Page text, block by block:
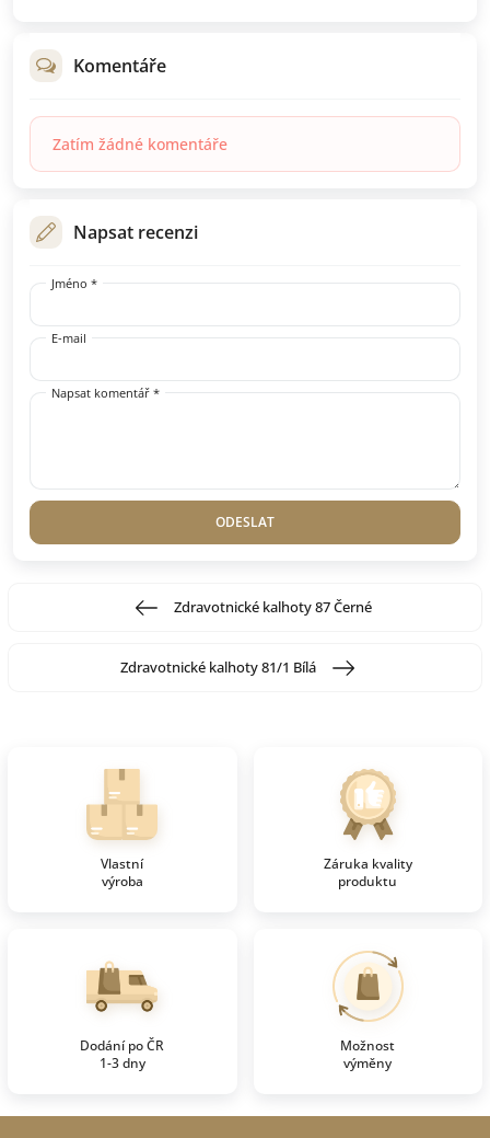
Komentáře
Zatím žádné komentáře
Napsat recenzi
Jméno *
E-mail
Napsat komentář *
ODESLAT
Zdravotnické kalhoty 87 Černé
Zdravotnické kalhoty 81/1 Bílá
Vlastní
výroba
Záruka kvality
produktu
Dodání po ČR
1-3 dny
Možnost
výměny